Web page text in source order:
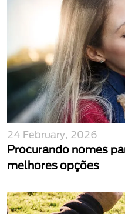
24 February, 2026
Procurando nomes
melhores opções